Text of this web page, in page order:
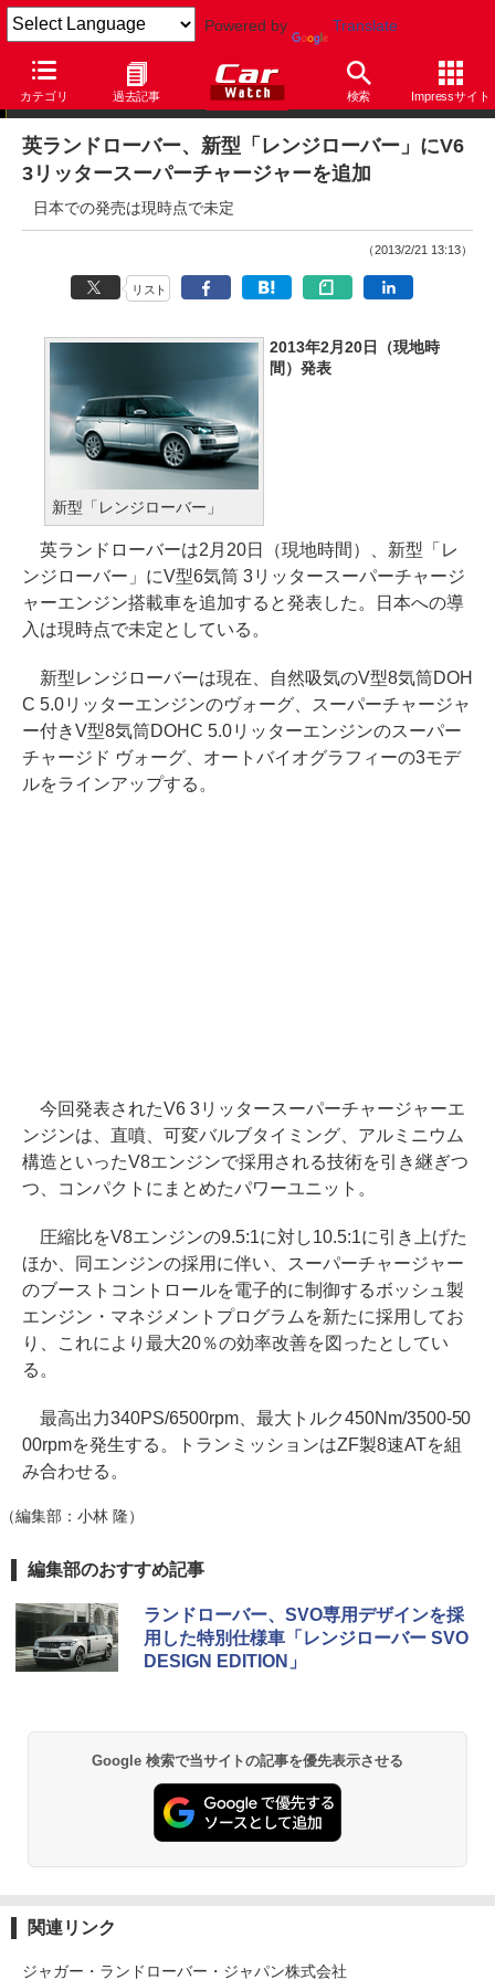
Powered by Translate
カテゴリ 過去記事 検索 Impressサイト
ニュース
英ランドローバー、新型「レンジローバー」にV6
3リッタースーパーチャージャーを追加
日本での発売は現時点で未定
（2013/2/21 13:13）
リスト
新型「レンジローバー」
2013年2月20日（現地時
間）発表
英ランドローバーは2月20日（現地時間）、新型「レ
ンジローバー」にV型6気筒 3リッタースーパーチャージ
ャーエンジン搭載車を追加すると発表した。日本への導
入は現時点で未定としている。
新型レンジローバーは現在、自然吸気のV型8気筒DOH
C 5.0リッターエンジンのヴォーグ、スーパーチャージャ
ー付きV型8気筒DOHC 5.0リッターエンジンのスーパー
チャージド ヴォーグ、オートバイオグラフィーの3モデ
ルをラインアップする。
今回発表されたV6 3リッタースーパーチャージャーエ
ンジンは、直噴、可変バルブタイミング、アルミニウム
構造といったV8エンジンで採用される技術を引き継ぎつ
つ、コンパクトにまとめたパワーユニット。
圧縮比をV8エンジンの9.5:1に対し10.5:1に引き上げた
ほか、同エンジンの採用に伴い、スーパーチャージャー
のブーストコントロールを電子的に制御するボッシュ製
エンジン・マネジメントプログラムを新たに採用してお
り、これにより最大20％の効率改善を図ったとしてい
る。
最高出力340PS/6500rpm、最大トルク450Nm/3500-50
00rpmを発生する。トランミッションはZF製8速ATを組
み合わせる。
（編集部：小林 隆）
編集部のおすすめ記事
ランドローバー、SVO専用デザインを採
用した特別仕様車「レンジローバー SVO
DESIGN EDITION」
Google 検索で当サイトの記事を優先表示させる
関連リンク
ジャガー・ランドローバー・ジャパン株式会社